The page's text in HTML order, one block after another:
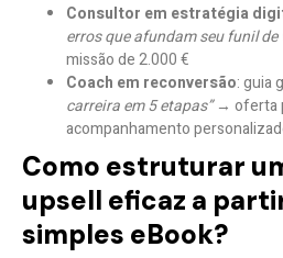
Consultor em estratégia
erros que afundam seu funil de
missão de 2.000 €
Coach em reconversão: guia
carreira em 5 etapas”→ oferta
acompanhamento
Como estruturar
upsell eficaz a
simples eBook?